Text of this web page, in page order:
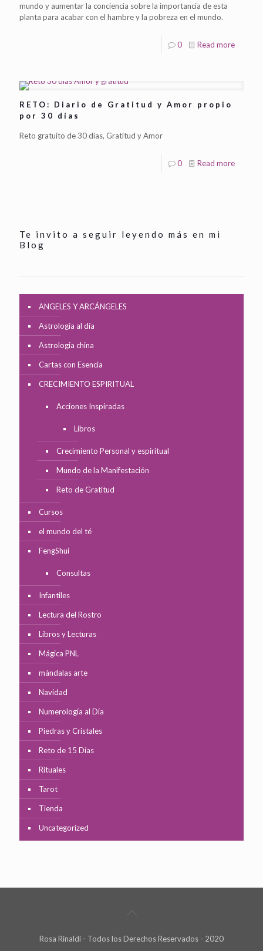
mundo y aumentar la conciencia sobre la importancia de esta
planta para acabar con el hambre y la pobreza en el mundo.
0 Read more
RETO: Diario de Gratitud y Amor propio
por 30 días
Reto gratuito de 30 días, Gratitud y Amor
0 Read more
Te invito a seguir leyendo más en mi
Blog
ANGELES Y ARCÁNGELES
Astrología al día
Astrologia china
Cartas con Esencia
CRECIMIENTO ESPIRITUAL
Acciones Inspiradas
Libros
Crecimiento Personal y espiritual
Mundo de la Manifestación
Reto de Gratitud
Cursos
el mundo del té
FengShui
Consultas
Infantiles
Lectura del Rostro
Libros y Lecturas
Mágica PNL
mándalas arte
Navidad
Numerología al Día
Piedras y Cristales
Reto de 15 Días
Rituales
Tarot
Tienda
Uncategorized
Rosa Rinaldi - Todos los Derechos Reservados - 2020